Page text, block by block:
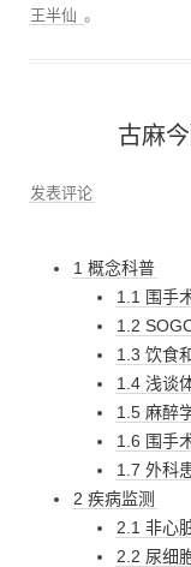
王半仙 。
古麻
发表评论
1 概念科普
1.1 围手
1.2
1.3 饮食
1.4 浅谈
1.5 麻醉
1.6 围手
1.7 外科
2 疾病监测
2.1 非心
2.2 尿细